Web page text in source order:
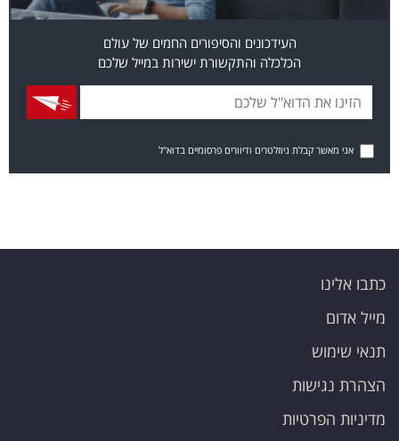
העידכונים והסיפורים החמים של עולם
הכלכלה והתקשורת ישירות במייל שלכם
אני מאשר קבלת ניוזלטרים ודיוורים פרסומיים בדוא"ל
כתבו אלינו
מייל אדום
תנאי שימוש
הצהרת נגישות
מדיניות הפרטיות